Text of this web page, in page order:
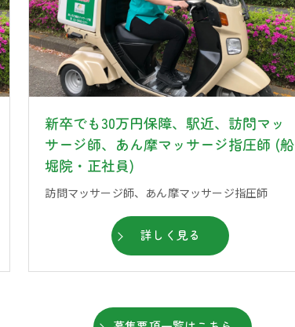
新卒でも30万円保障、駅近、訪問マッ
サージ師、あん摩マッサージ指圧師 (船
堀院・正社員)
訪問マッサージ師、あん摩マッサージ指圧師
詳しく見る